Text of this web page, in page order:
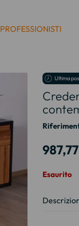
PROFESSIONISTI
Ultima
Esaurito